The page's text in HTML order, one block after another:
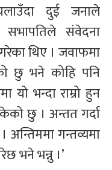
दुई जनाले
सभापतिले संवेदना
थिए । जवाफमा
छु भने कोहि पनि
यो भन्दा राम्रो हुन
छु । अन्तत गर्दा
अन्तिममा गन्तव्यमा
भने भन्नु ।’